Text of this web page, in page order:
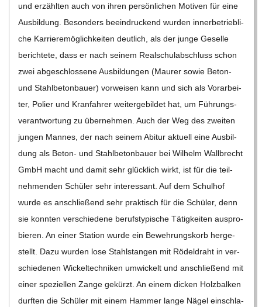
D
T
-
S
C
H
U
L
E
und erzähl­ten auch von ihren per­sön­li­chen Moti­ven für eine
Aus­bil­dung. Beson­ders beein­dru­ckend wur­den inner­be­trieb­li­
che Kar­rie­re­mög­lich­kei­ten deut­lich, als der junge Geselle
berich­tete, dass er nach sei­nem Real­schul­ab­schluss schon
zwei abge­schlos­sene Aus­bil­dun­gen (Mau­rer sowie Beton-
und Stahl­be­ton­bauer) vor­wei­sen kann und sich als Vor­ar­bei­
ter, Polier und Kran­fah­rer wei­ter­ge­bil­det hat, um Füh­rungs­
ver­ant­wor­tung zu über­neh­men. Auch der Weg des zwei­ten
jun­gen Man­nes, der nach sei­nem Abitur aktu­ell eine Aus­bil­
dung als Beton- und Stahl­be­ton­bauer bei Wil­helm Wall­brecht
GmbH macht und damit sehr glück­lich wirkt, ist für die teil­
neh­men­den Schü­ler sehr inter­es­sant. Auf dem Schul­hof
wurde es anschlie­ßend sehr prak­tisch für die Schü­ler, denn
sie konn­ten ver­schie­dene berufs­ty­pi­sche Tätig­kei­ten aus­pro­
bie­ren. An einer Sta­tion wurde ein Beweh­rungs­korb her­ge­
stellt. Dazu wur­den lose Stahl­stan­gen mit Rödel­draht in ver­
schie­de­nen Wickel­tech­ni­ken umwi­ckelt und anschlie­ßend mit
einer spe­zi­el­len Zange gekürzt. An einem dicken Holz­bal­ken
durf­ten die Schü­ler mit einem Ham­mer lange Nägel ein­schla­